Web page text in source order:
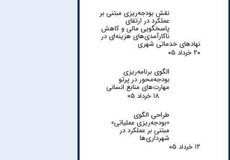
نقش بودجه‌ریزی مبتنی بر
عملکرد در ارتقای
پاسخگویی مالی و کاهش
ناکارآمدی‌های هزینه‌ای در
نهادهای خدماتی شهری
۲۰ خرداد ۰۵
الگوی برنامه‌ریزی
بودجه‌محور در پرتو
مهارت‌های منابع انسانی
۱۸ خرداد ۰۵
طراحی الگوی
«بودجه‌ریزی عملیاتی»
مبتنی بر عملکرد در
شهرداری‌ها
۱۲ خرداد ۰۵